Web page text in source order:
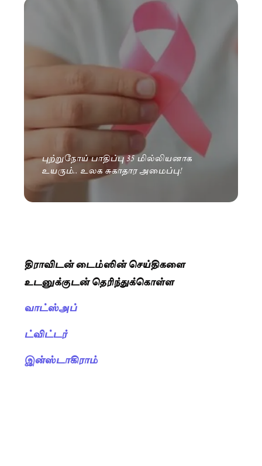
புற்றுநோய் பாதிப்பு 35 மில்லியனாக
உயரும்.. உலக சுகாதார அமைப்பு!
திராவிடன் டைம்ஸின் செய்திகளை
உடனுக்குடன் தெரிந்துக்கொள்ள
வாட்ஸ்அப்
ட்விட்டர்
இன்ஸ்டாகிராம்